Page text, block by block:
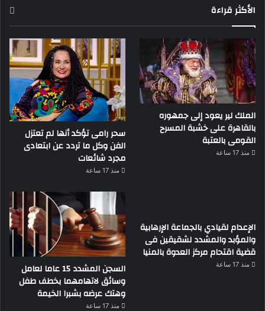
الأكثر قراءة
الملك لير يعود إلى جمهوره
بالقاهرة على خشبة المسرح
القومى بالعتبة
منذ 17 ساعة
سحر رامى تؤكد أنها لم تعتزل
الفن وكل ما تردد عن ابتعادى
مجرد شائعات
منذ 17 ساعة
الإعدام لقيادي بالجماعة الإرهابية
والمؤبد والمشدد لشقيقين فى
قضية اقتحام مركز العدوة بالمنيا
منذ 17 ساعة
السجن المشدد 15 عاما لعامل
وسائق لاتهامهما بخطف طفل
وهتك عرضه بشبرا الخيمة
منذ 17 ساعة